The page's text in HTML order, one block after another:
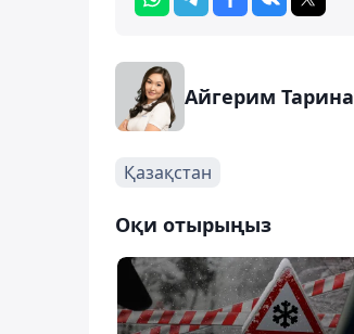
Айгерим Тарина
Қазақстан
Оқи отырыңыз